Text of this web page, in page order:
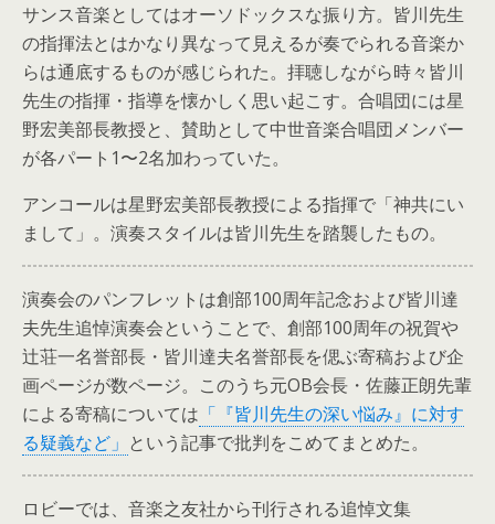
サンス音楽としてはオーソドックスな振り方。皆川先生
の指揮法とはかなり異なって見えるが奏でられる音楽か
らは通底するものが感じられた。拝聴しながら時々皆川
先生の指揮・指導を懐かしく思い起こす。合唱団には星
野宏美部長教授と、賛助として中世音楽合唱団メンバー
が各パート1〜2名加わっていた。
アンコールは星野宏美部長教授による指揮で「神共にい
まして」。演奏スタイルは皆川先生を踏襲したもの。
演奏会のパンフレットは創部100周年記念および皆川達
夫先生追悼演奏会ということで、創部100周年の祝賀や
辻荘一名誉部長・皆川達夫名誉部長を偲ぶ寄稿および企
画ページが数ページ。このうち元OB会長・佐藤正朗先輩
による寄稿については 「『皆川先生の深い悩み』に対す
る疑義など」 という記事で批判をこめてまとめた。
ロビーでは、音楽之友社から刊行される追悼文集